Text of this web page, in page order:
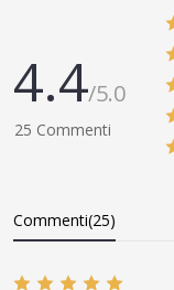
4.4/5.0
25 Commenti
Commenti(25)